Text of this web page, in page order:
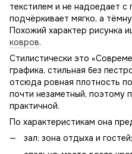
текстилем и не надоедает
подчёркивает мягко, а
Похожий характер рисунка
ковров.
Стилистически это
графика, стильная без
отсюда ровная плотность
почти незаметный, поэтому
практичной.
По характеристикам она
зал: зона отдыха и гостей;